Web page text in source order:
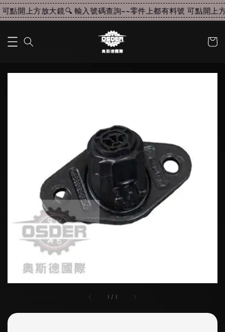
點開上方放大鏡🔍 輸入號碼查詢~~零件上都有料號 可點開上
1 / 1